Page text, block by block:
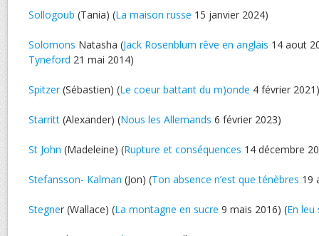
Sollogoub (Tania) (La maison russe 15 janvier 2024)
Solomons Natasha (Jack Rosenblum rêve en anglais 14 aout
Tyneford 21 mai 2014)
Spitzer(Sébastien) (Le coeur battant du m)onde 4 février 2021)
Starritt (Alexander) (Nous les Allemands 6 février 2023)
St John (Madeleine) (Rupture et conséquences 14 décembre
Stefansson- Kalman (Jon) (Ton absence n’est que ténèbres 19
Stegner (Wallace) (La montagne en sucre 9 mais 2016) (En leu